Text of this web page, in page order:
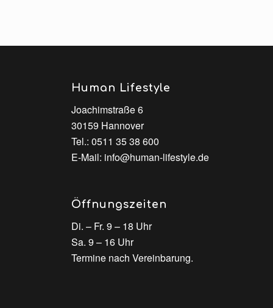
Human Lifestyle
Joachimstraße 6
30159 Hannover
Tel.:0511 35 38 600
E-Mail: info@human-lifestyle.de
Öffnungszeiten
Di. – Fr. 9 – 18 Uhr
Sa. 9 – 16 Uhr
Termine nach Vereinbarung.